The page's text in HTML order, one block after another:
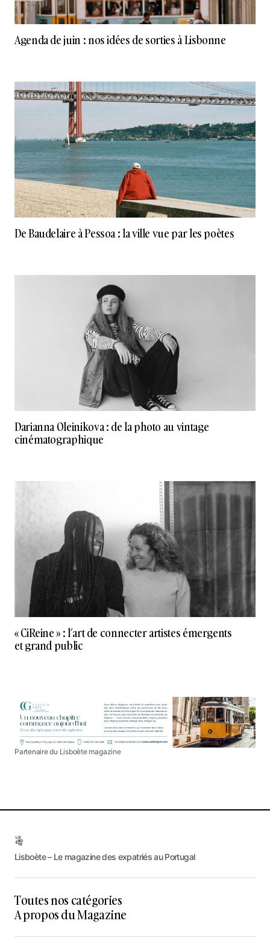
Agenda de juin : nos idées de sorties à Lisbonne
De Baudelaire à Pessoa : la ville vue par les poètes
Darianna Oleinikova : de la photo au vintage
cinématographique
« CiReine » : l’art de connecter artistes émergents
et grand public
Partenaire du Lisboète magazine
Lisboète – Le magazine des expatriés au Portugal
Toutes nos catégories
A propos du Magazine